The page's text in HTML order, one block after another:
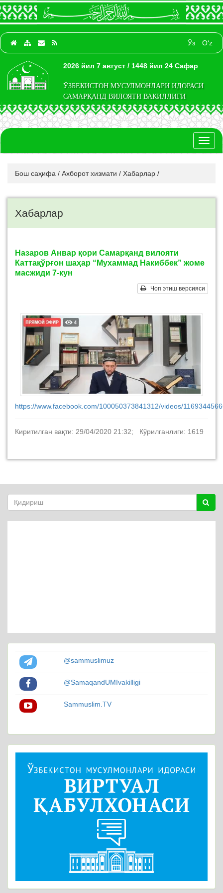
Ўз O‘z
2026 йил 7 август / 1448 йил 24 Сафар
ЎЗБЕКИСТОН МУСУЛМОНЛАРИ ИДОРАСИ
САМАРҚАНД ВИЛОЯТИ ВАКИЛЛИГИ
Бош саҳифа / Ахборот хизмати / Хабарлар /
Хабарлар
Назаров Анвар қори Самарқанд вилояти
Каттақўрғон шаҳар “Мухаммад Накиббек” жоме
масжиди 7-кун
Чоп этиш версияси
https://www.facebook.com/100050373841312/videos/
Киритилган вақти: 29/04/2020 21:32; Кўрилганлиги: 1619
@sammuslimuz
@SamaqandUMIvakilligi
Sammuslim.TV